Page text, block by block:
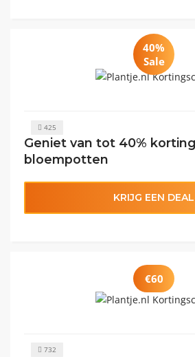
40%
Sale
425
Geniet van tot 40%
bloempotten
KRIJG EEN DEAL
€60
732